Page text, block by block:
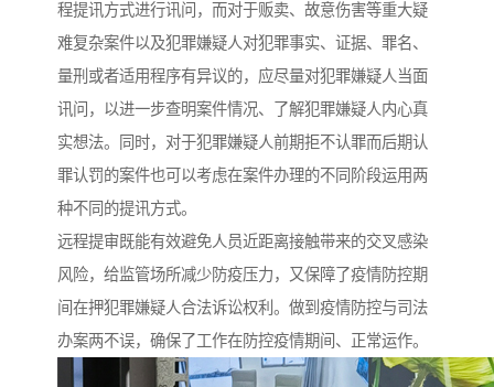
程提讯方式进行讯问，而对于贩卖、故意伤害等重大疑
难复杂案件以及犯罪嫌疑人对犯罪事实、证据、罪名、
量刑或者适用程序有异议的，应尽量对犯罪嫌疑人当面
讯问，以进一步查明案件情况、了解犯罪嫌疑人内心真
实想法。同时，对于犯罪嫌疑人前期拒不认罪而后期认
罪认罚的案件也可以考虑在案件办理的不同阶段运用两
种不同的提讯方式。
远程提审既能有效避免人员近距离接触带来的交叉感染
风险，给监管场所减少防疫压力，又保障了疫情防控期
间在押犯罪嫌疑人合法诉讼权利。做到疫情防控与司法
办案两不误，确保了工作在防控疫情期间、正常运作。